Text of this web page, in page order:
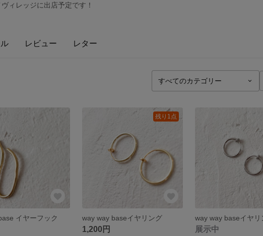
ィレッジに出店予定です！
レビュー レター
イヤーフック
残り1点
way way baseイヤリング
1,200円 展示中